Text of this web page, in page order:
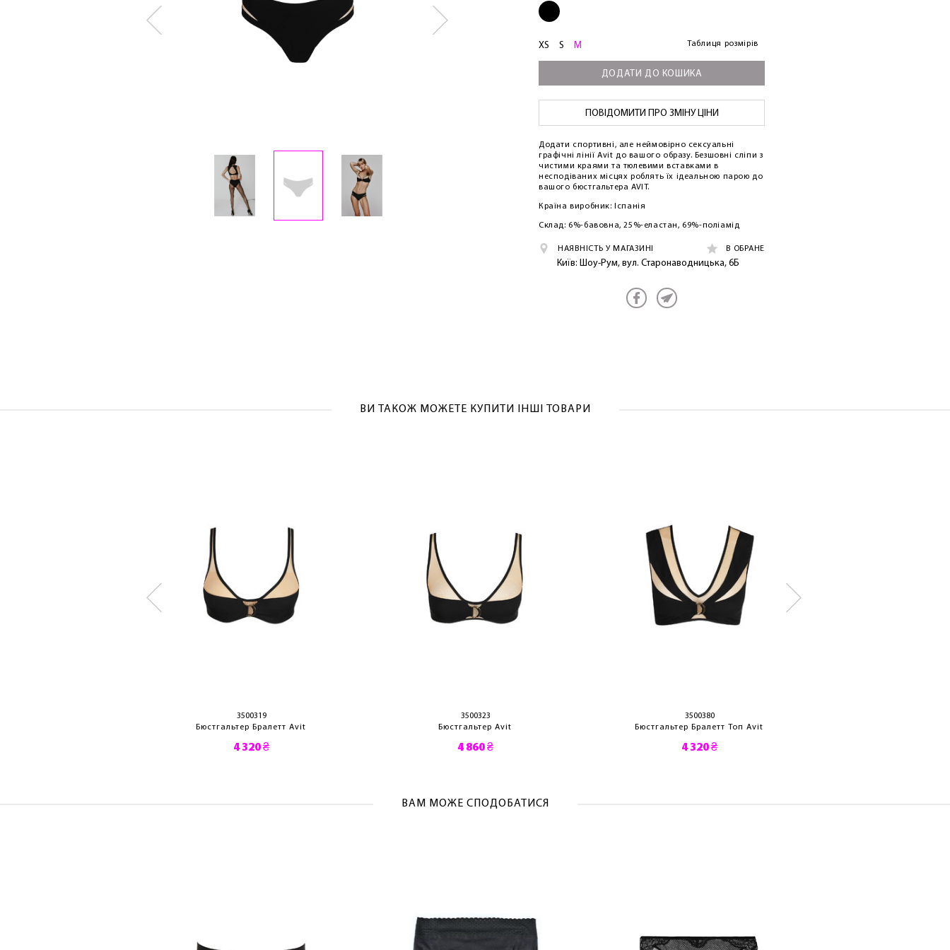
XS S M Таблиця розмірів
ДОДАТИ ДО КОШИКА
ПОВІДОМИТИ ПРО ЗМІНУ ЦІНИ
Додати спортивні, але неймовірно сексуальні
графічні лінії Avit до вашого образу. Безшовні сліпи з
чистими краями та тюлевими вставками в
несподіваних місцях роблять їх ідеальною парою до
вашого бюстгальтера AVIT.
Країна виробник: Іспанія
Склад: 6%-бавовна, 25%-еластан, 69%-поліамід
НАЯВНІСТЬ У МАГАЗИНІ В ОБРАНЕ
Київ: Шоу-Рум, вул. Старонаводницька, 6Б
ВИ ТАКОЖ МОЖЕТЕ КУПИТИ ІНШІ ТОВАРИ
3500319
Бюстгальтер Бралетт Avit
4 320 ₴
3500323
Бюстгальтер Avit
4 860 ₴
3500380
Бюстгальтер Бралетт Топ Avit
4 320 ₴
ВАМ МОЖЕ СПОДОБАТИСЯ
НАС ПРИВІТНИЙ БОНУС - ЗНИЖКУ НА ПЕРШЕ ПОКУПКУ